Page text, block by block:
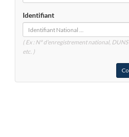
Identifiant
( Ex : N° d'enregistrement national, DUNS
etc. )